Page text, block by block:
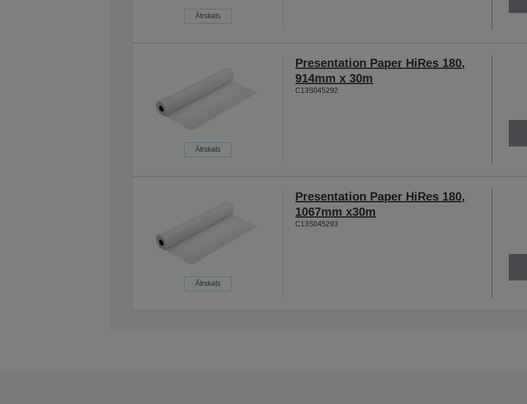
Ātrskats
Ātrskats
Presentation Paper HiRes 180,
914mm x 30m
C13S045292
Ātrskats
Presentation Paper HiRes 180,
1067mm x30m
C13S045293